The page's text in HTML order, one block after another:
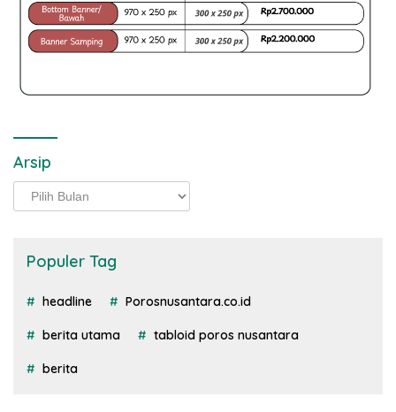
Arsip
Arsip
Populer Tag
headline Porosnusantara.co.id
berita utama tabloid poros nusantara
berita